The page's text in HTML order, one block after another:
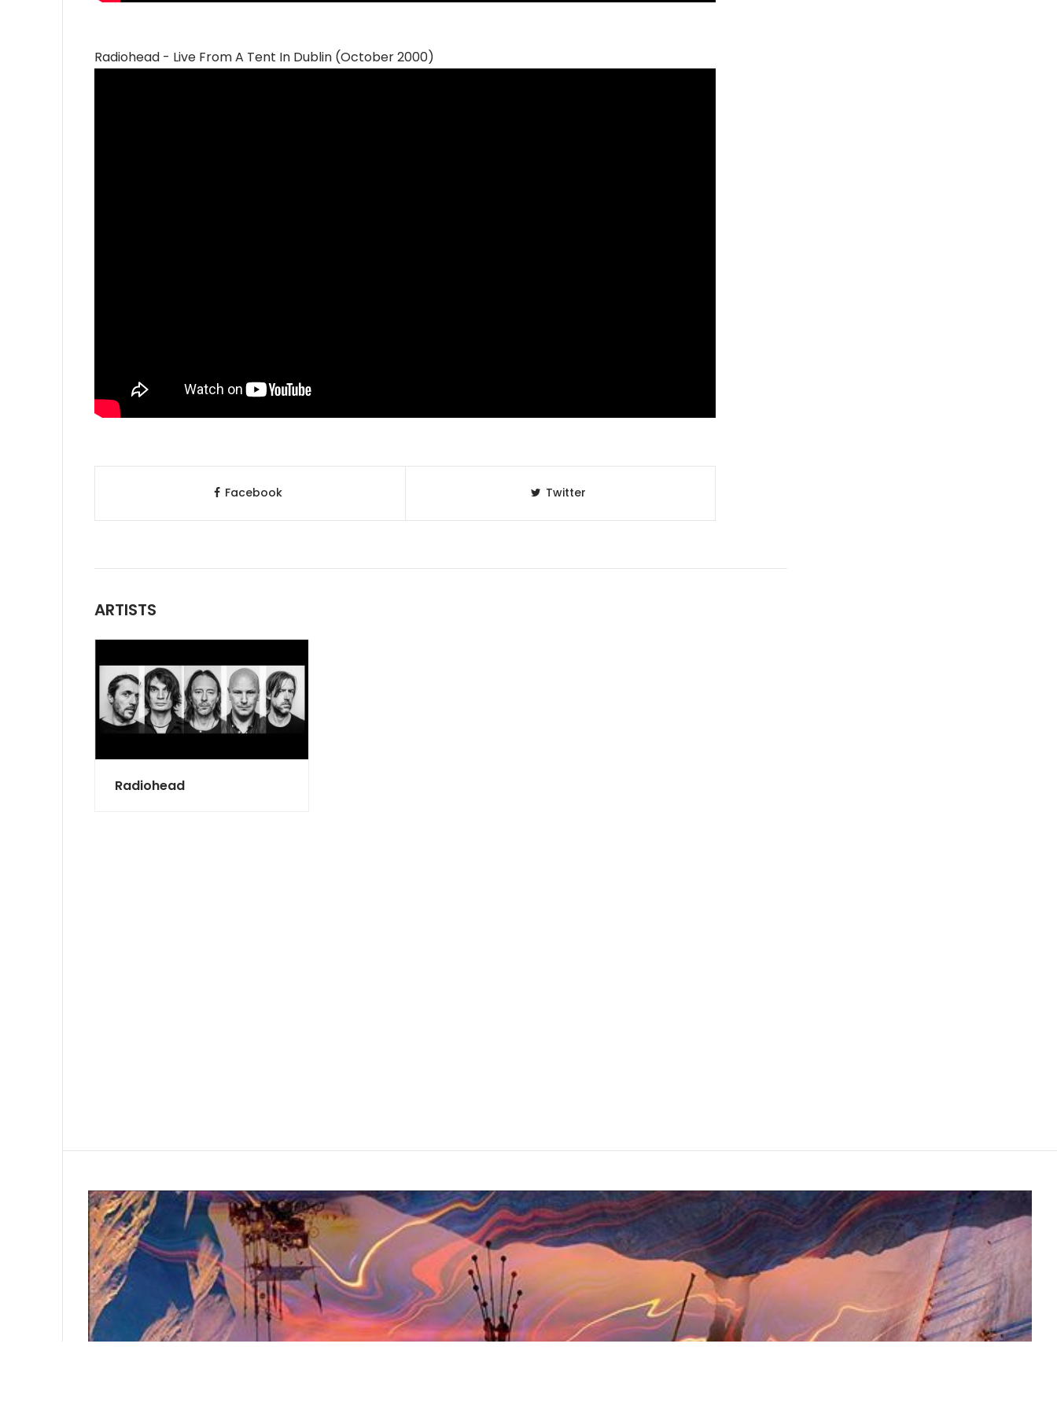
Radiohead - Live From A Tent In Dublin (October 2000)
Facebook Twitter
ARTISTS
Radiohead